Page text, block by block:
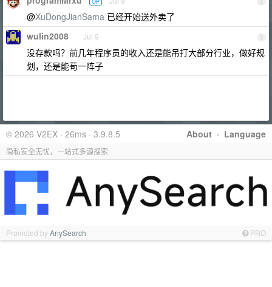
@XuDongJianSama 已经开始送外卖了
3
wulin2008 Jul 9
没存款吗？前几年程序员的收入还是能吊打大部分行业，做好规
划，还是能苟一阵子
About · Language
© 2026 V2EX · 26ms · 3.9.8.5
隐私安全无忧，一站式多源搜索
Promoted byAnySearch PRO